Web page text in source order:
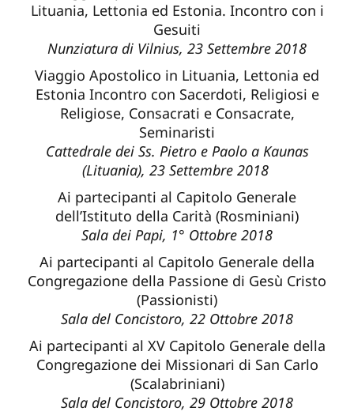
Lituania, Lettonia ed Estonia. Incontro con i
Gesuiti
Nunziatura di Vilnius, 23 Settembre 2018
Viaggio Apostolico in Lituania, Lettonia ed
Estonia Incontro con Sacerdoti, Religiosi e
Religiose, Consacrati e Consacrate,
Seminaristi
Cattedrale dei Ss. Pietro e Paolo a Kaunas
(Lituania), 23 Settembre 2018
Ai partecipanti al Capitolo Generale
dell’Istituto della Carità (Rosminiani)
Sala dei Papi, 1° Ottobre 2018
Ai partecipanti al Capitolo Generale della
Congregazione della Passione di Gesù Cristo
(Passionisti)
Sala del Concistoro, 22 Ottobre 2018
Ai partecipanti al XV Capitolo Generale della
Congregazione dei Missionari di San Carlo
(Scalabriniani)
Sala del Concistoro, 29 Ottobre 2018